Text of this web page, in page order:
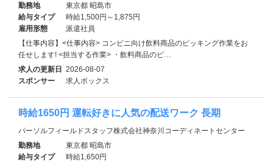
勤務地
東京都 昭島市
給与タイプ
時給1,500円～1,875円
雇用形態
派遣社員
【仕事内容】<仕事内容> コンビニ向け飲料商品のピッキング作業をお
任せします! <担当する作業> ・飲料商品のピ…
求人の更新日 2026-08-07
スポンサー
求人ボックス
時給1650円 運転好きに人気の配送ワーク 長期
パーソルフィールドスタッフ株式会社神奈川コーディネートセンター
勤務地
東京都 昭島市
給与タイプ
時給1,650円